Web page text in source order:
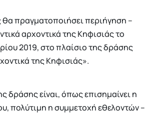
πραγματοποιήσει περιήγηση –
αρχοντικά της Κηφισιάς το
2019, στο πλαίσιο της δράσης
της Κηφισιάς».
δράσης είναι, όπως επισημαίνει η
πολύτιμη η συμμετοχή εθελοντών –